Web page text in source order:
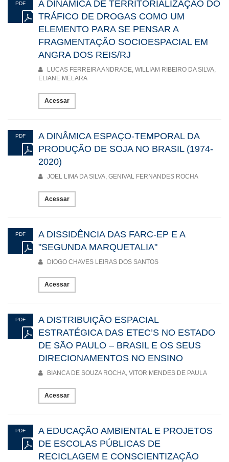
PDF
A DINÂMICA DE TERRITORIALIZAÇÃO DO
TRÁFICO DE DROGAS COMO UM
ELEMENTO PARA SE PENSAR A
FRAGMENTAÇÃO SOCIOESPACIAL EM
ANGRA DOS REIS/RJ
LUCAS FERREIRA ANDRADE, WILLIAM RIBEIRO DA SILVA,
ELIANE MELARA
Acessar
PDF
A DINÂMICA ESPAÇO-TEMPORAL DA
PRODUÇÃO DE SOJA NO BRASIL (1974-
2020)
JOEL LIMA DA SILVA, GENIVAL FERNANDES ROCHA
Acessar
PDF
A DISSIDÊNCIA DAS FARC-EP E A
"SEGUNDA MARQUETALIA"
DIOGO CHAVES LEIRAS DOS SANTOS
Acessar
PDF
A DISTRIBUIÇÃO ESPACIAL
ESTRATÉGICA DAS ETEC’S NO ESTADO
DE SÃO PAULO – BRASIL E OS SEUS
DIRECIONAMENTOS NO ENSINO
BIANCA DE SOUZA ROCHA, VITOR MENDES DE PAULA
Acessar
PDF
A EDUCAÇÃO AMBIENTAL E PROJETOS
DE ESCOLAS PÚBLICAS DE
RECICLAGEM E CONSCIENTIZAÇÃO